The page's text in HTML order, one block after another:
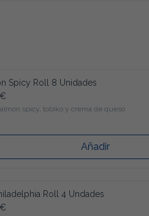
Spicy Roll 8 Unidades
spicy, tobiko y crema de queso
Añadir
Roll 4 Undades